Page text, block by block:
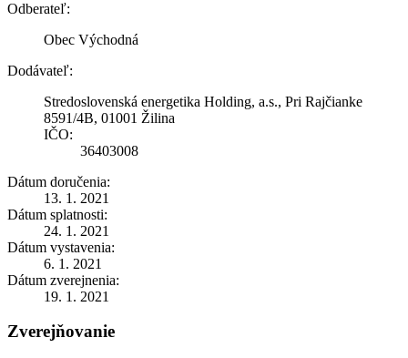
Odberateľ:
Obec Východná
Dodávateľ:
Stredoslovenská energetika Holding, a.s., Pri Rajčianke
8591/4B, 01001 Žilina
IČO:
36403008
Dátum doručenia:
13. 1. 2021
Dátum splatnosti:
24. 1. 2021
Dátum vystavenia:
6. 1. 2021
Dátum zverejnenia:
19. 1. 2021
Zverejňovanie